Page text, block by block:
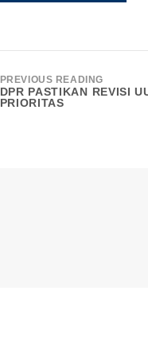
PREVIOUS READING
DPR PASTIKAN REVISI
PRIORITAS